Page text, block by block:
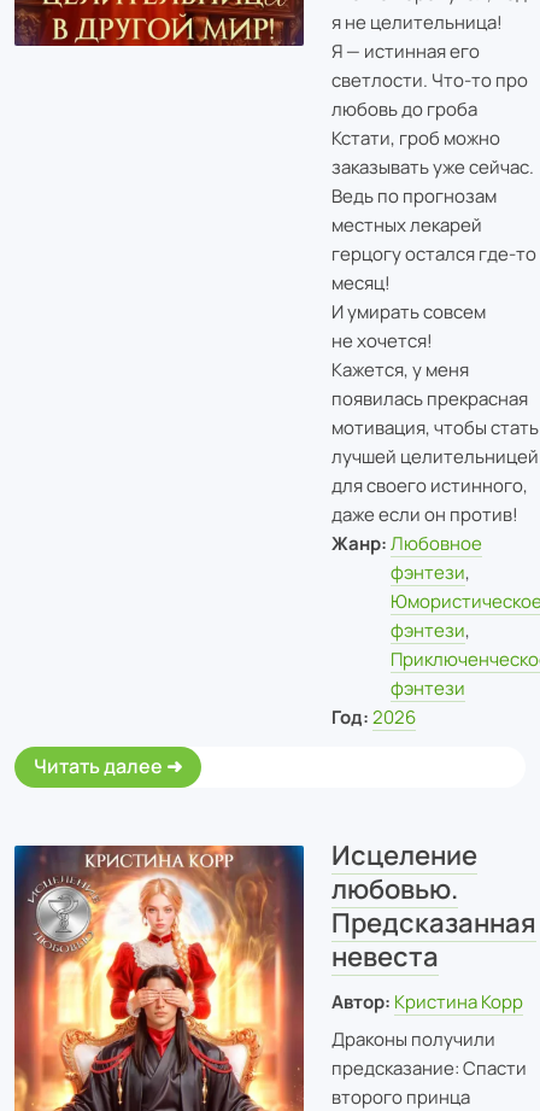
я не целительница!
Я — истинная его
светлости. Что-то про
любовь до гроба
Кстати, гроб можно
заказывать уже сейчас.
Ведь по прогнозам
местных лекарей
герцогу остался где-то
месяц!
И умирать совсем
не хочется!
Кажется, у меня
появилась прекрасная
мотивация, чтобы стать
лучшей целительницей
для своего истинного,
даже если он против!
Жанр: Любовное
фэнтези,
фэнтези,
фэнтези
Год: 2026
Читать далее
Исцеление
любовью.
Предсказанная
невеста
Автор: Кристина Корр
Драконы получили
предсказание: Спасти
второго принца